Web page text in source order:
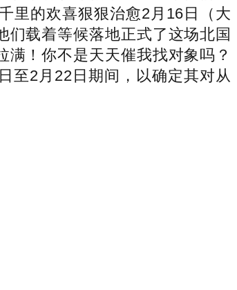
里的欢喜狠狠治愈2月16日（大
载着等候落地正式了这场北国
！你不是天天催我找对象吗？
至2月22日期间，以确定其对从